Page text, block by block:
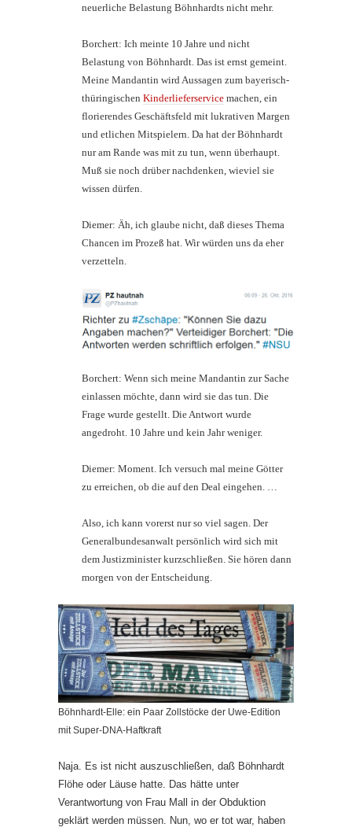
neuerliche Belastung Böhnhardts nicht mehr.
Borchert: Ich meinte 10 Jahre und nicht
Belastung von Böhnhardt. Das ist ernst gemeint.
Meine Mandantin wird Aussagen zum bayerisch-
thüringischen Kinderlieferservice machen, ein
florierendes Geschäftsfeld mit lukrativen Margen
und etlichen Mitspielern. Da hat der Böhnhardt
nur am Rande was mit zu tun, wenn überhaupt.
Muß sie noch drüber nachdenken, wieviel sie
wissen dürfen.
Diemer: Äh, ich glaube nicht, daß dieses Thema
Chancen im Prozeß hat. Wir würden uns da eher
verzetteln.
Borchert: Wenn sich meine Mandantin zur Sache
einlassen möchte, dann wird sie das tun. Die
Frage wurde gestellt. Die Antwort wurde
angedroht. 10 Jahre und kein Jahr weniger.
Diemer: Moment. Ich versuch mal meine Götter
zu erreichen, ob die auf den Deal eingehen. …
Also, ich kann vorerst nur so viel sagen. Der
Generalbundesanwalt persönlich wird sich mit
dem Justizminister kurzschließen. Sie hören dann
morgen von der Entscheidung.
Böhnhardt-Elle: ein Paar Zollstöcke der Uwe-Edition
mit Super-DNA-Haftkraft
Naja. Es ist nicht auszuschließen, daß Böhnhardt
Flöhe oder Läuse hatte. Das hätte unter
Verantwortung von Frau Mall in der Obduktion
geklärt werden müssen. Nun, wo er tot war, haben